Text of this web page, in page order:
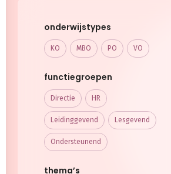
onderwijstypes
KO MBO PO VO
functiegroepen
Directie HR
Leidinggevend Lesgevend
Ondersteunend
thema’s